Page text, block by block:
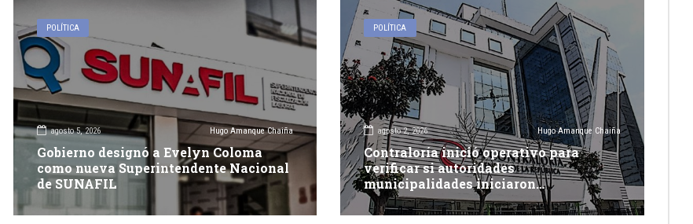
POLÍTICA
agosto 5, 2026 Hugo Amanque Chaiña
Gobierno designó a Evelyn Coloma
como nueva Superintendente Nacional
de SUNAFIL
POLÍTICA
agosto 2, 2026 Hugo Amanque Chaiña
Contraloría inició operativo para
verificar si autoridades
municipalidades iniciaron
descolmatación de quebradas y ríos
ante Fenómeno del Niño